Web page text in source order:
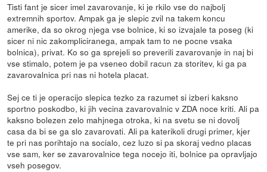
Tisti fant je sicer imel zavarovanje, ki je rkilo vse do najbolj
extremnih sportov. Ampak ga je slepic zvil na takem koncu
amerike, da so okrog njega vse bolnice, ki so izvajale ta poseg (ki
sicer ni nic zakompliciranega, ampak tam to ne pocne vsaka
bolnica), privat. Ko so ga sprejeli so preverili zavarovanje in naj bi
vse stimalo, potem je pa vseneo dobil racun za storitev, ki ga pa
zavarovalnica pri nas ni hotela placat.
Sej ce ti je operacijo slepica tezko za razumet si izberi kaksno
sportno poskodbo, ki jih vecina zavarovalnic v ZDA noce kriti. Ali pa
kaksno bolezen zelo mahjnega otroka, ki na svetu se ni dovolj
casa da bi se ga slo zavarovati. Ali pa katerikoli drugi primer, kjer
te pri nas porihtajo na socialo, cez luzo si pa skoraj vedno placas
vse sam, ker se zavarovalnice tega nocejo iti, bolnice pa opravljajo
vseh posegov.